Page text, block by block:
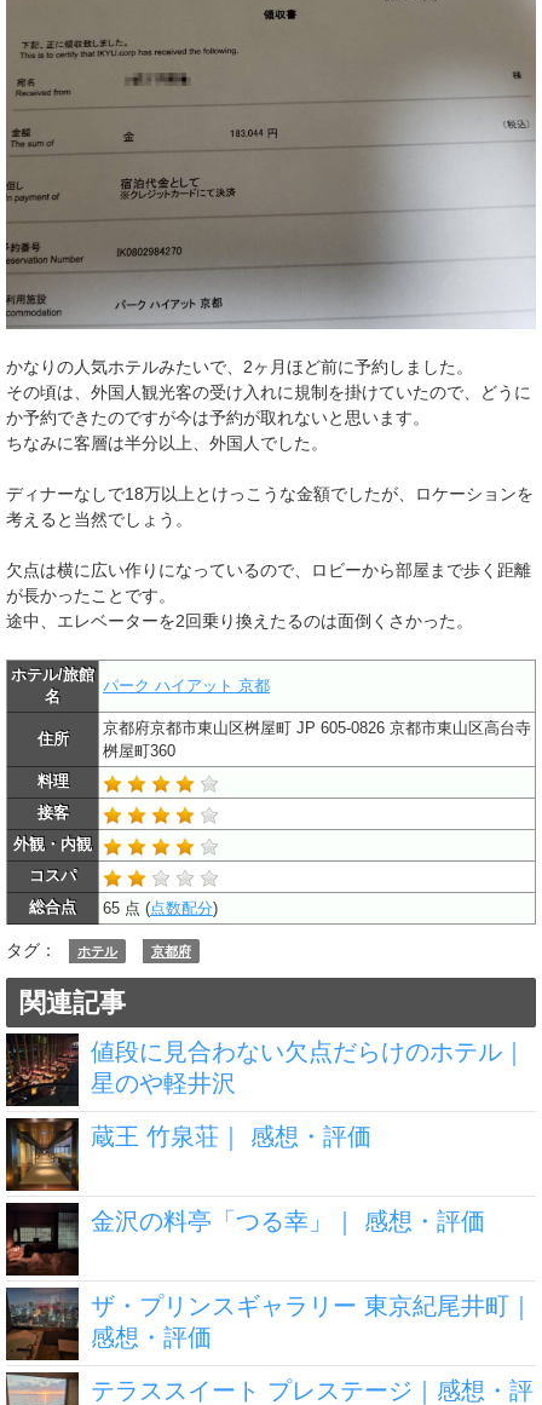
かなりの人気ホテルみたいで、2ヶ月ほど前に予約しました。
その頃は、外国人観光客の受け入れに規制を掛けていたので、どうに
か予約できたのですが今は予約が取れないと思います。
ちなみに客層は半分以上、外国人でした。
ディナーなしで18万以上とけっこうな金額でしたが、ロケーションを
考えると当然でしょう。
欠点は横に広い作りになっているので、ロビーから部屋まで歩く距離
が長かったことです。
途中、エレベーターを2回乗り換えたるのは面倒くさかった。
ホテル/旅館
名
パーク ハイアット 京都
住所
京都府京都市東山区桝屋町 JP 605-0826 京都市東山区高台寺
桝屋町360
料理
接客
外観・内観
コスパ
総合点
65 点 (点数配分)
タグ： ホテル 京都府
関連記事
値段に見合わない欠点だらけのホテル｜
星のや軽井沢
蔵王 竹泉荘｜ 感想・評価
金沢の料亭「つる幸」｜ 感想・評価
ザ・プリンスギャラリー 東京紀尾井町｜
感想・評価
テラススイート プレステージ｜感想・評